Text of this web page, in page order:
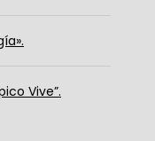
Vive”.